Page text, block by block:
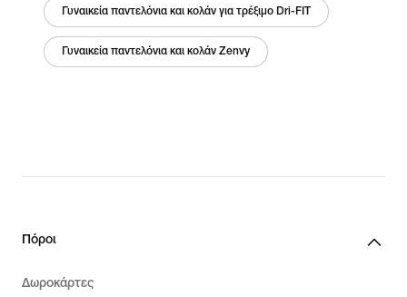
Γυναικεία παντελόνια και κολάν για τρέξιμο Dri-FIT
Γυναικεία παντελόνια και κολάν Zenvy
Πόροι
Δωροκάρτες